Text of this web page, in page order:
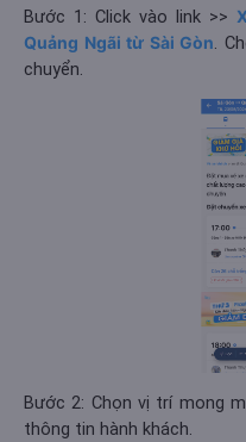
Bước 1: Click vào link >>
Quảng Ngãi từ Sài Gòn.
chuyển.
Bước 2: Chọn vị trí mong
thông tin hành khách.